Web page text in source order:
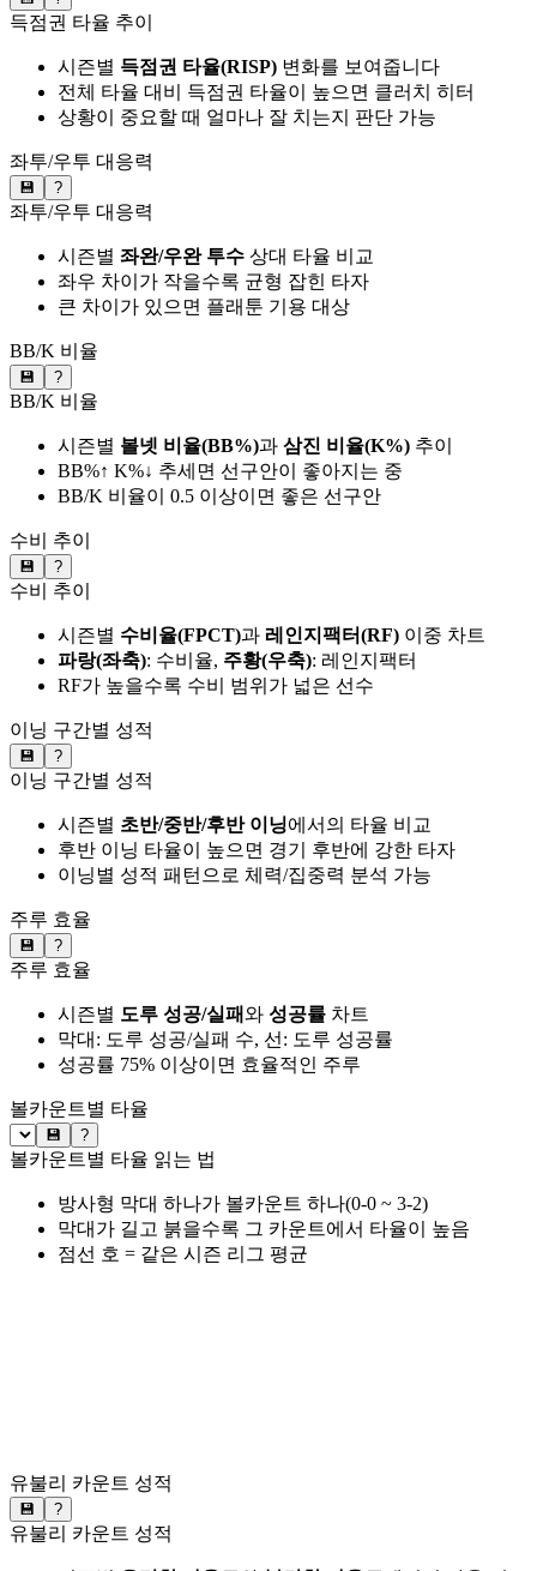
득점권 타율 추이
시즌별 득점권 타율(RISP) 변화를 보여줍니다
전체 타율 대비 득점권 타율이 높으면 클러치 히터
상황이 중요할 때 얼마나 잘 치는지 판단 가능
좌투/우투 대응력
💾 ?
좌투/우투 대응력
시즌별 좌완/우완 투수 상대 타율 비교
좌우 차이가 작을수록 균형 잡힌 타자
큰 차이가 있으면 플래툰 기용 대상
BB/K 비율
💾 ?
BB/K 비율
시즌별 볼넷 비율(BB%)과 삼진 비율(K%) 추이
BB%↑ K%↓ 추세면 선구안이 좋아지는 중
BB/K 비율이 0.5 이상이면 좋은 선구안
수비 추이
💾 ?
수비 추이
시즌별 수비율(FPCT)과 레인지팩터(RF) 이중 차트
파랑(좌축): 수비율, 주황(우축): 레인지팩터
RF가 높을수록 수비 범위가 넓은 선수
이닝 구간별 성적
💾 ?
이닝 구간별 성적
시즌별 초반/중반/후반 이닝에서의 타율 비교
후반 이닝 타율이 높으면 경기 후반에 강한 타자
이닝별 성적 패턴으로 체력/집중력 분석 가능
주루 효율
💾 ?
주루 효율
시즌별 도루 성공/실패와 성공률 차트
막대: 도루 성공/실패 수, 선: 도루 성공률
성공률 75% 이상이면 효율적인 주루
볼카운트별 타율
💾 ?
볼카운트별 타율 읽는 법
방사형 막대 하나가 볼카운트 하나(0-0 ~ 3-2)
막대가 길고 붉을수록 그 카운트에서 타율이 높음
점선 호 = 같은 시즌 리그 평균
유불리 카운트 성적
💾 ?
유불리 카운트 성적